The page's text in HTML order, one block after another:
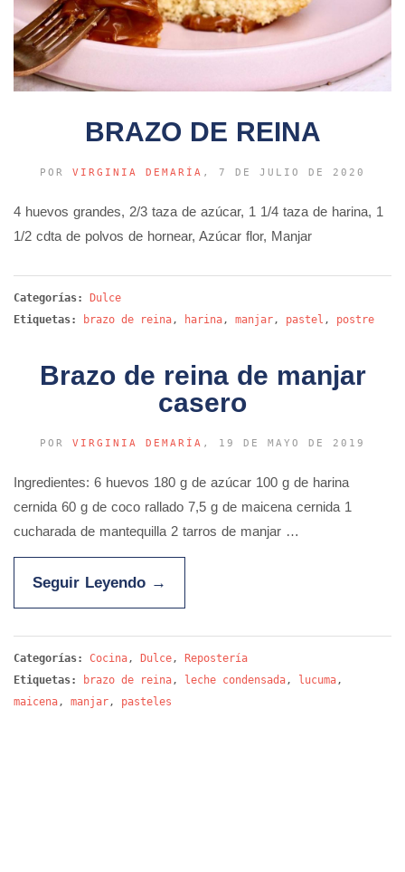
BRAZO DE REINA
POR VIRGINIA DEMARÍA , 7 DE JULIO DE 2020
4 huevos grandes, 2/3 taza de azúcar, 1 1/4 taza de harina, 1
1/2 cdta de polvos de hornear, Azúcar flor, Manjar
Categorías:
Dulce
Etiquetas:
brazo de reina, harina, manjar, pastel , postre
Brazo de reina de manjar
casero
POR VIRGINIA DEMARÍA , 19 DE MAYO DE 2019
Ingredientes: 6 huevos 180 g de azúcar 100 g de harina
cernida 60 g de coco rallado 7,5 g de maicena cernida 1
cucharada de mantequilla 2 tarros de manjar …
Seguir Leyendo →
Categorías: Cocina, Dulce,
Repostería
Etiquetas:
brazo de reina, leche condensada, lucuma,
maicena, manjar, pasteles